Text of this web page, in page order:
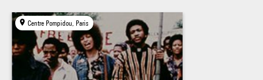
Centre Pompidou, Paris